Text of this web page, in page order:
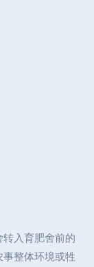
入育肥舍前的
整体环境或牲